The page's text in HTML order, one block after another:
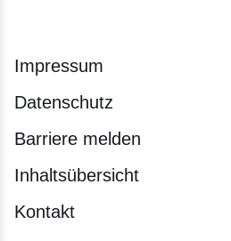
Impressum
Datenschutz
Barriere melden
Inhaltsübersicht
Kontakt